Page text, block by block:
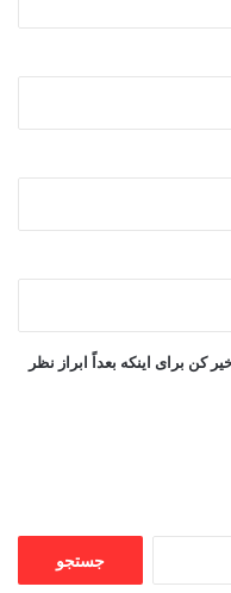
کن برای اینکه بعداً ابراز نظر